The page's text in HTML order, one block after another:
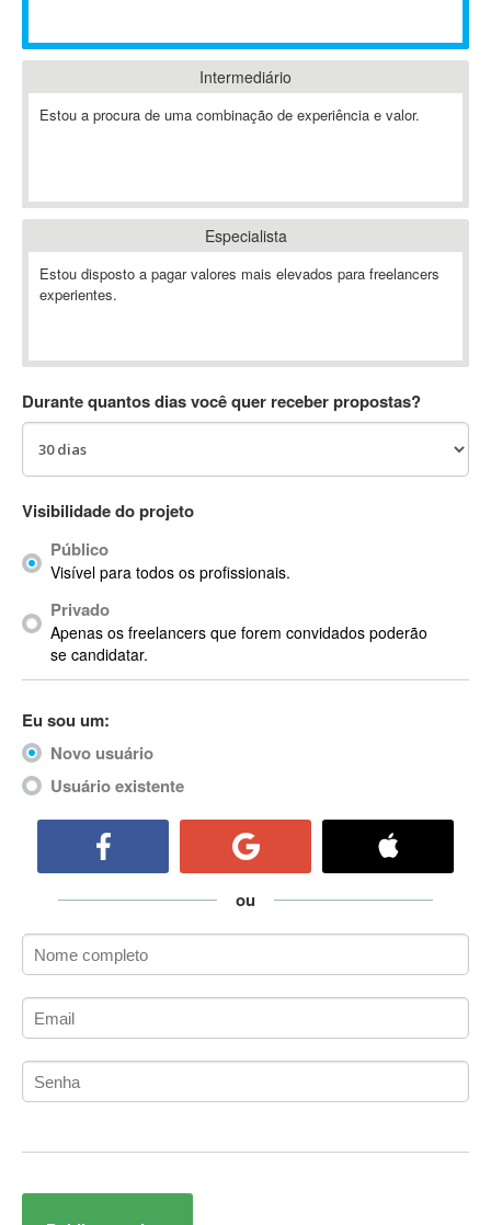
ABIS
AbleCommerce
Ableton
Abstract
Abstract Window Toolkit (AWT)
Absynth
AC Drives
ACDSee
Acrobat X
Acronis
ACT
Actian
Actimize
ActionScript
Active Directory
ActiveCollab
ActiveX
Adianti Framework
Administração Acadêmica
Administração de Artistas e Repertórios
Administração de Banco de Dados
Administração de Redes
Administração PostgreSQL
Administrador de Sistemas
ADO.NET Entity Framework
Intermediário
Estou a procura de uma combinação de experiência e valor.
Especialista
Estou disposto a pagar valores mais elevados para freelancers
experientes.
Durante quantos dias você quer receber propostas?
Visibilidade do projeto
Público
Visível para todos os profissionais.
Privado
Apenas os freelancers que forem convidados poderão
se candidatar.
Eu sou um:
Novo usuário
Usuário existente
ou